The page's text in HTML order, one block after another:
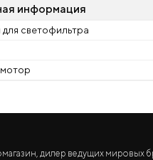
информация
светофильтра
мотор
дилер ведущих мировых